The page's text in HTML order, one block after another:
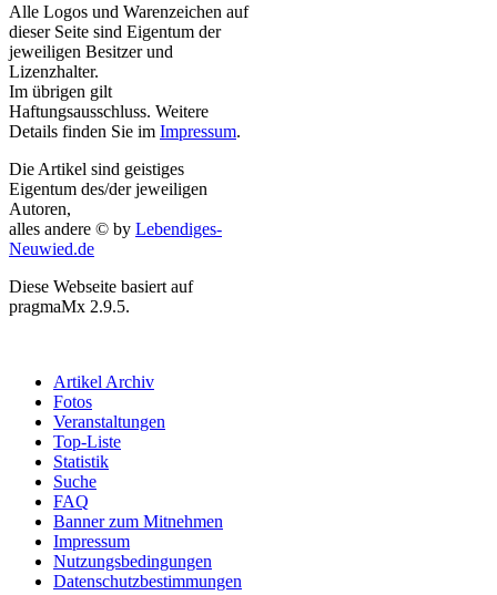
Alle Logos und Warenzeichen auf
dieser Seite sind Eigentum der
jeweiligen Besitzer und
Lizenzhalter.
Im übrigen gilt
Haftungsausschluss. Weitere
Details finden Sie im Impressum.
Die Artikel sind geistiges
Eigentum des/der jeweiligen
Autoren,
alles andere © by Lebendiges-
Neuwied.de
Diese Webseite basiert auf
pragmaMx 2.9.5.
Artikel Archiv
Fotos
Veranstaltungen
Top-Liste
Statistik
Suche
FAQ
Banner zum Mitnehmen
Impressum
Nutzungsbedingungen
Datenschutzbestimmungen